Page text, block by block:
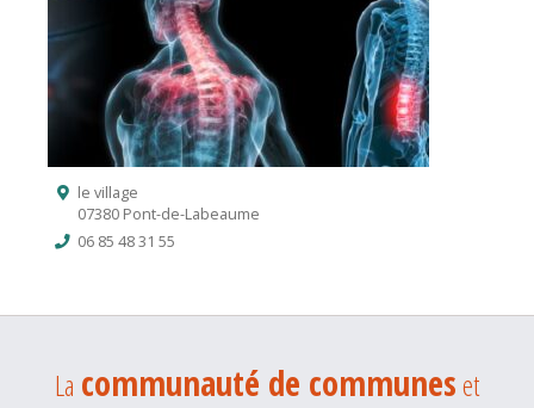
le village
07380 Pont-de-Labeaume
06 85 48 31 55
La communauté de communeset